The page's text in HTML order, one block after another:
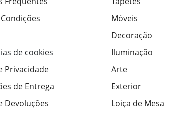
de cookies
Privacidade
de Entrega
Devoluções
Móveis
Decoração
Iluminação
Arte
Exterior
Loiça de Mesa